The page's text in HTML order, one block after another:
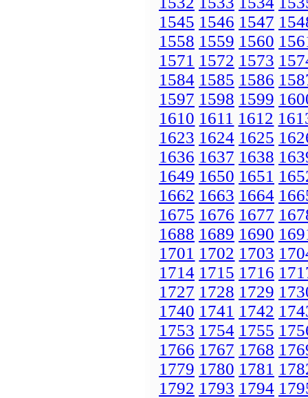
1545 1546 1547
1558 1559 1560
1571 1572 1573
1584 1585 1586
1597 1598 1599
1610 1611 1612
1623 1624 1625
1636 1637 1638
1649 1650 1651
1662 1663 1664
1675 1676 1677
1688 1689 1690
1701 1702 1703
1714 1715 1716
1727 1728 1729
1740 1741 1742
1753 1754 1755
1766 1767 1768
1779 1780 1781
1792 1793 1794